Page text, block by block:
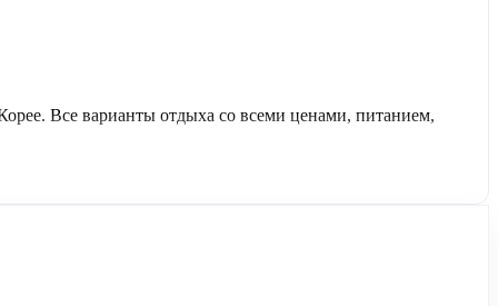
Все варианты отдыха со всеми ценами, питанием,